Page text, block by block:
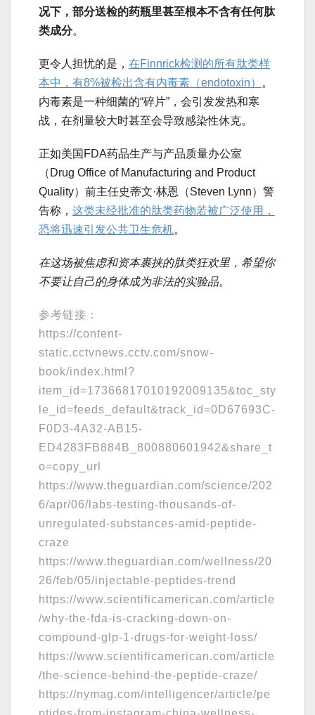
况下，部分送检的药瓶里甚至根本不含有任何肽
类成分。
更令人担忧的是， 在Finnrick检测的所有肽类样
本中，有8%被检出含有内毒素（endotoxin）
。
内毒素是一种细菌的“碎片”，会引发发热和寒
战，在剂量较大时甚至会导致感染性休克。
正如美国FDA药品生产与产品质量办公室
（Drug Office of Manufacturing and Product
Quality）前主任史蒂文·林恩（Steven Lynn）警
告称， 这类未经批准的肽类药物若被广泛使用，
恐将迅速引发公共卫生危机。
在这场被焦虑和资本裹挟的肽类狂欢里，希望你
不要让自己的身体成为非法的实验品。
参考链接：
https://content-
static.cctvnews.cctv.com/snow-
book/index.html?
item_id=17366817010192009135&toc_sty
le_id=feeds_default&track_id=0D67693C-
F0D3-4A32-AB15-
ED4283FB884B_800880601942&share_t
o=copy_url
https://www.theguardian.com/science/202
6/apr/06/labs-testing-thousands-of-
unregulated-substances-amid-peptide-
craze
https://www.theguardian.com/wellness/20
26/feb/05/injectable-peptides-trend
https://www.scientificamerican.com/article
/why-the-fda-is-cracking-down-on-
compound-glp-1-drugs-for-weight-loss/
https://www.scientificamerican.com/article
/the-science-behind-the-peptide-craze/
https://nymag.com/intelligencer/article/pe